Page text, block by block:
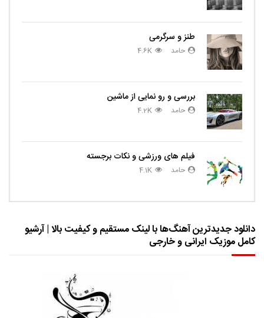
طنز و سرگرمی
حامد 4.6K
بررسی و رو نمایی از ماشین
حامد 4.2K
فیلم های ورزشی و نکات برجسته
حامد 4.1K
دانلود جدیدترین آهنگ‌ها با لینک مستقیم و کیفیت بالا | آرشیو
کامل موزیک ایرانی و خارجی